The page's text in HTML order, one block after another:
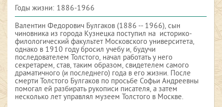
Годы жизни: 1886-1966
Валентин Федорович Булгаков (1886 -- 1966), сын
чиновника из города Кузнецка поступил на историко-
филологический факультет Московского университета,
однако в 1910 году бросил учебу и, будучи
последователем Толстого, начал работать у него
секретарем, став, таким образом, свидетелем самого
драматичного (и последнего) года в его жизни. После
смерти Толстого Булгаков по просьбе Софьи Андреевны
помогал ей разбирать рукописи писателя, а затем
несколько лет управлял музеем Толстого в Москве.